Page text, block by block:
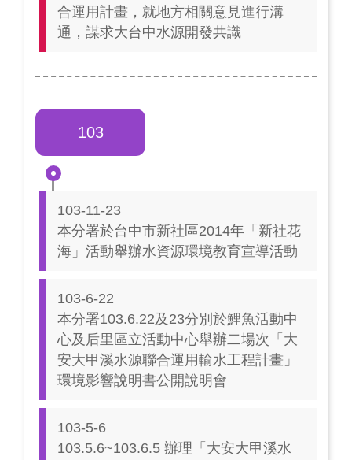
合運用計畫，就地方相關意見進行溝
通，謀求大台中水源開發共識
103
103-11-23
本分署於台中市新社區2014年「新社花
海」活動舉辦水資源環境教育宣導活動
103-6-22
本分署103.6.22及23分別於鯉魚活動中
心及后里區立活動中心舉辦二場次「大
安大甲溪水源聯合運用輸水工程計畫」
環境影響說明書公開說明會
103-5-6
103.5.6~103.6.5 辦理「大安大甲溪水